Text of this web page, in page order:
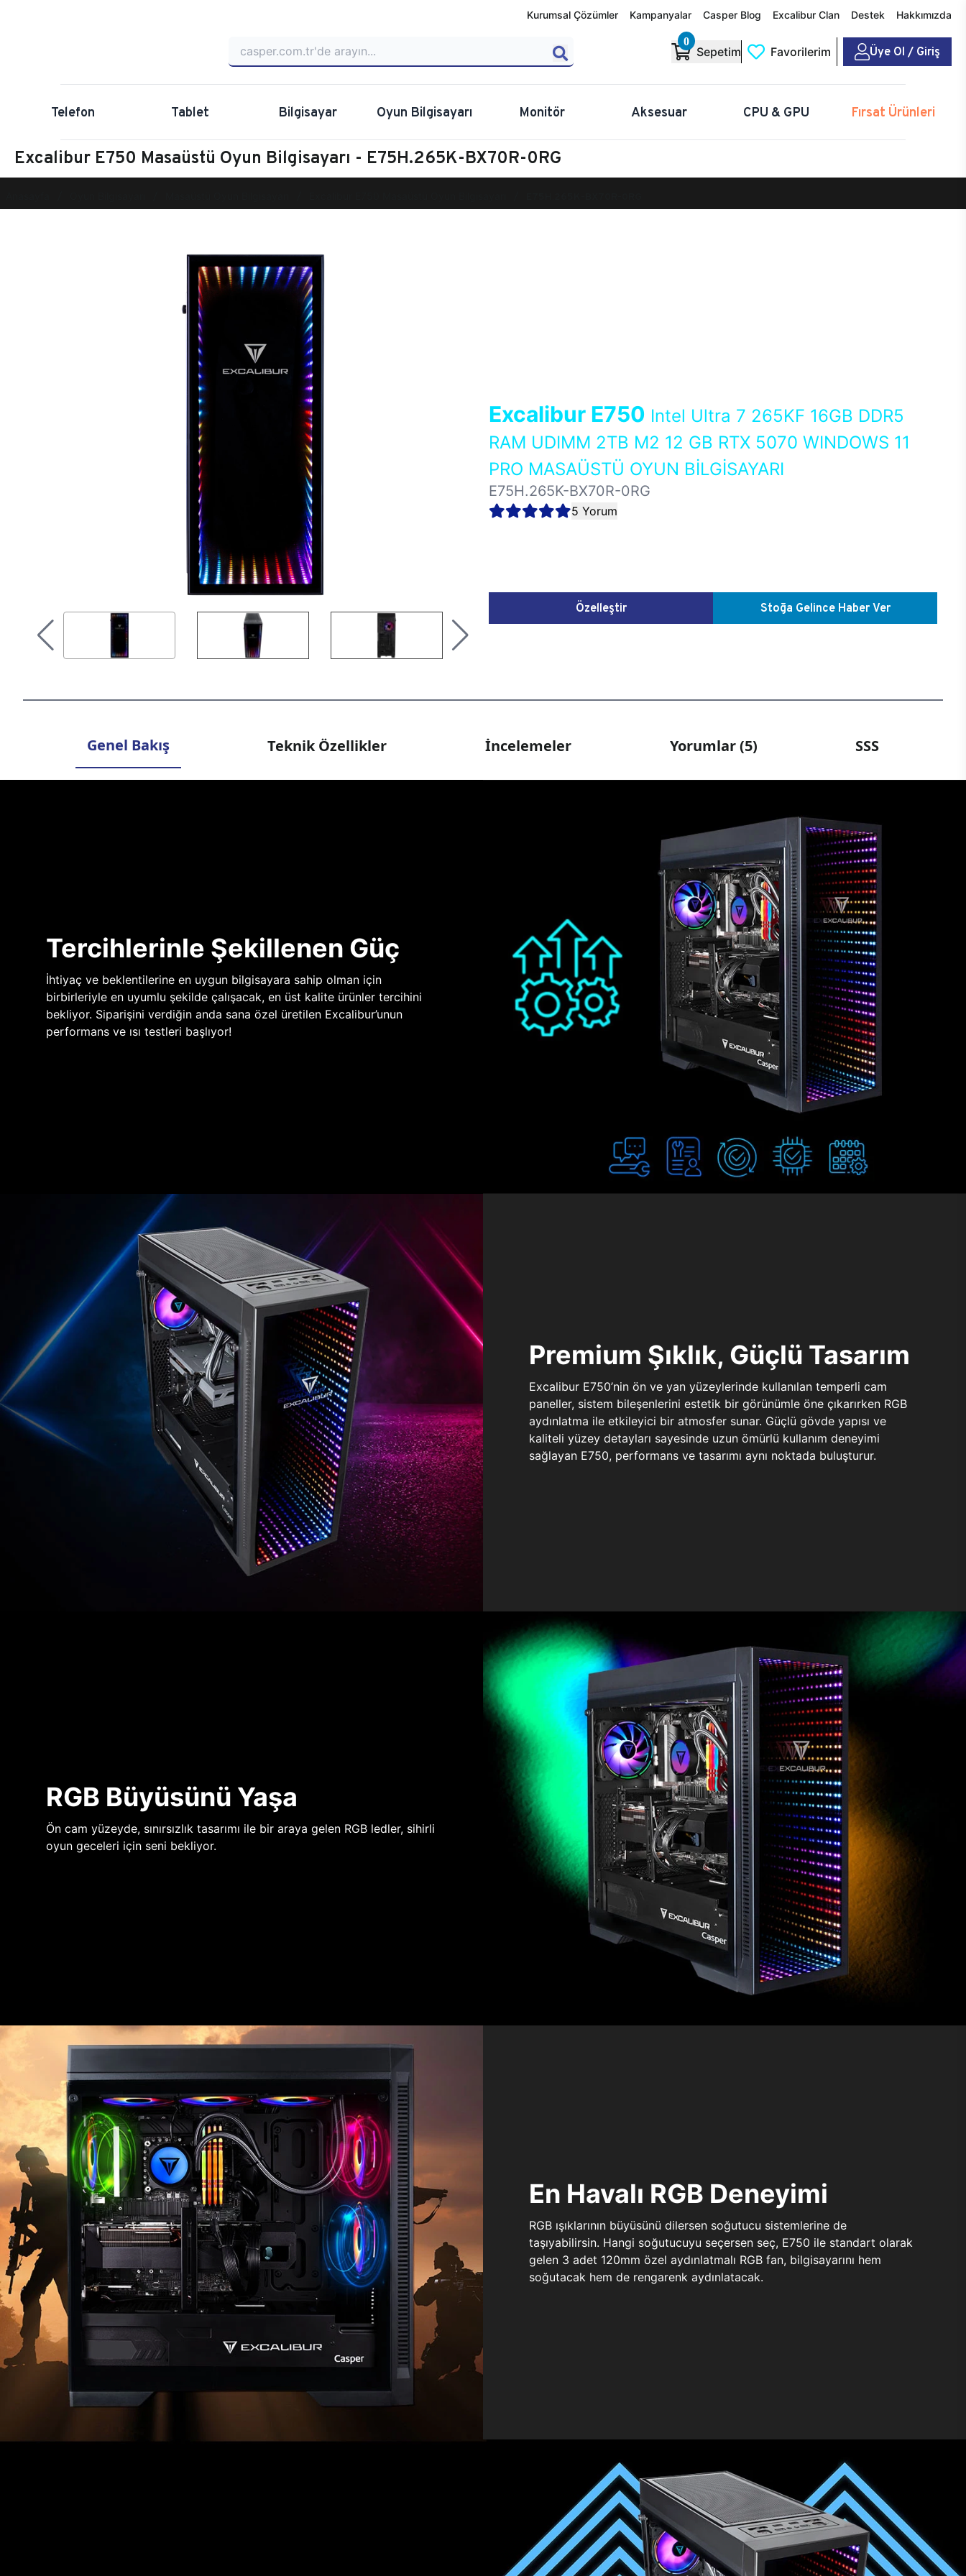
Kurumsal Çözümler Kampanyalar Casper Blog Excalibur Clan Destek Hakkımızda
0
Sepetim Favorilerim Üye Ol / Giriş
Telefon Tablet Bilgisayar Oyun Bilgisayarı Monitör Aksesuar CPU & GPU Fırsat Ürünleri
Excalibur E750 Masaüstü Oyun Bilgisayarı - E75H.265K-BX70R-0RG
Excalibur E750 Intel Ultra 7 265KF 16GB DDR5
RAM UDIMM 2TB M2 12 GB RTX 5070 WINDOWS 11
PRO MASAÜSTÜ OYUN BİLGİSAYARI
E75H.265K-BX70R-0RG
5 Yorum
Özelleştir Stoğa Gelince Haber Ver
Genel Bakış Teknik Özellikler İncelemeler Yorumlar (5) SSS
Tercihlerinle Şekillenen Güç
İhtiyaç ve beklentilerine en uygun bilgisayara sahip olman için
birbirleriyle en uyumlu şekilde çalışacak, en üst kalite ürünler tercihini
bekliyor. Siparişini verdiğin anda sana özel üretilen Excalibur’unun
performans ve ısı testleri başlıyor!
Premium Şıklık, Güçlü Tasarım
Excalibur E750’nin ön ve yan yüzeylerinde kullanılan temperli cam
paneller, sistem bileşenlerini estetik bir görünümle öne çıkarırken RGB
aydınlatma ile etkileyici bir atmosfer sunar. Güçlü gövde yapısı ve
kaliteli yüzey detayları sayesinde uzun ömürlü kullanım deneyimi
sağlayan E750, performans ve tasarımı aynı noktada buluşturur.
RGB Büyüsünü Yaşa
Ön cam yüzeyde, sınırsızlık tasarımı ile bir araya gelen RGB ledler, sihirli
oyun geceleri için seni bekliyor.
En Havalı RGB Deneyimi
RGB ışıklarının büyüsünü dilersen soğutucu sistemlerine de
taşıyabilirsin. Hangi soğutucuyu seçersen seç, E750 ile standart olarak
gelen 3 adet 120mm özel aydınlatmalı RGB fan, bilgisayarını hem
soğutacak hem de rengarenk aydınlatacak.